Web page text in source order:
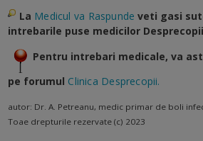
La Medicul va Raspundeveti gasi
intrebarile puse medicilor
Pentru intrebari medicale, va
pe forumul Clinica Desprecopii.
autor: Dr. A. Petreanu, medic primar de boli
Toae drepturile rezervate (c) 2023